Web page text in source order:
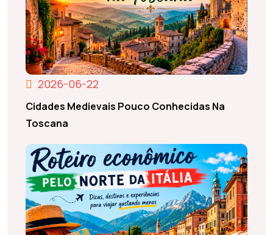
2026-06-22
Cidades Medievais Pouco Conhecidas Na
Toscana